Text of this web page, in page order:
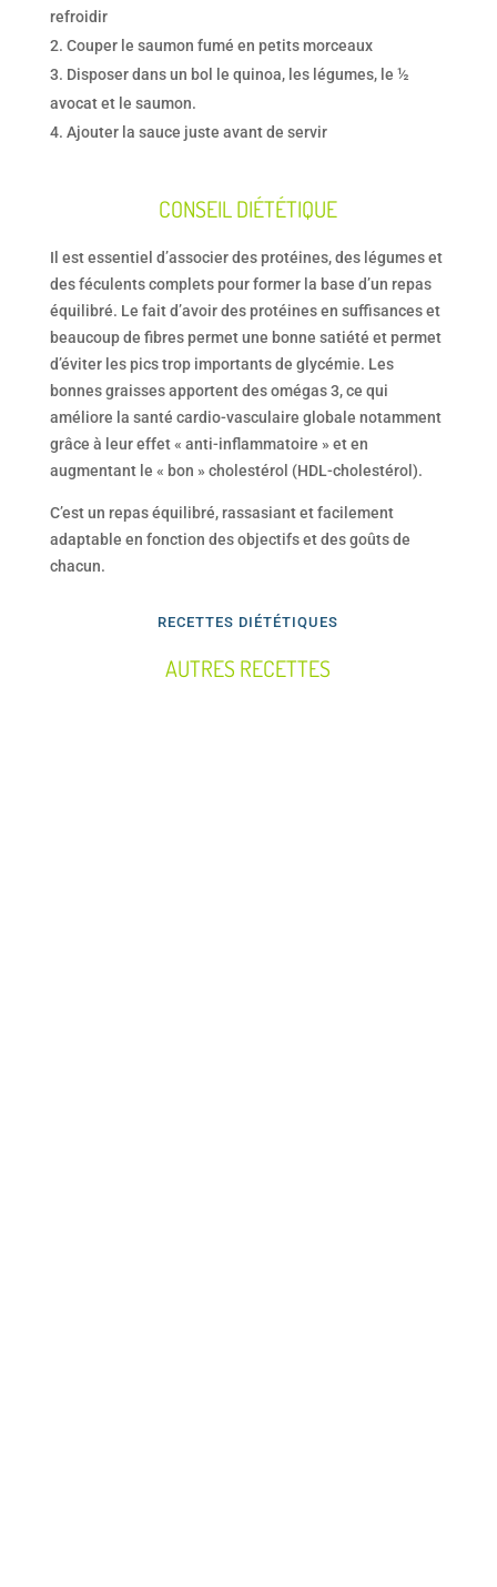
refroidir
Couper le saumon fumé en petits morceaux
Disposer dans un bol le quinoa, les légumes, le ½
avocat et le saumon.
Ajouter la sauce juste avant de servir
CONSEIL DIÉTÉTIQUE
Il est essentiel d’associer des protéines, des légumes et
des féculents complets pour former la base d’un repas
équilibré. Le fait d’avoir des protéines en suffisances et
beaucoup de fibres permet une bonne satiété et permet
d’éviter les pics trop importants de glycémie. Les
bonnes graisses apportent des omégas 3, ce qui
améliore la santé cardio-vasculaire globale notamment
grâce à leur effet « anti-inflammatoire » et en
augmentant le « bon » cholestérol (HDL-cholestérol).
C’est un repas équilibré, rassasiant et facilement
adaptable en fonction des objectifs et des goûts de
chacun.
RECETTES DIÉTÉTIQUES
AUTRES RECETTES